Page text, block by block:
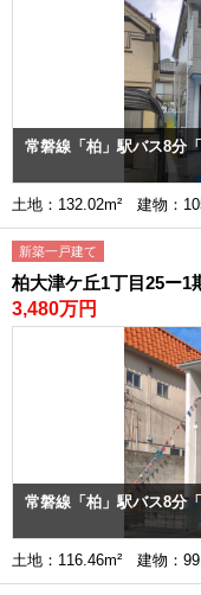
常磐線「柏」駅バス8分
土地：132.02m² 建物：
新築一戸建て
柏大津ケ丘1丁目25ー
3,480万円
常磐線「柏」駅バス8分
土地：116.46m² 建物：